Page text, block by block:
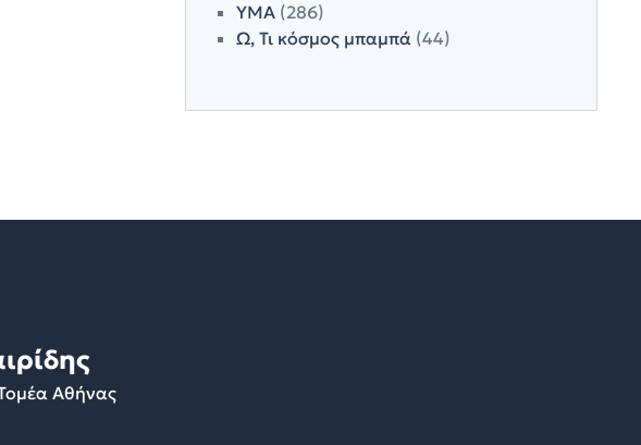
ΥΜΑ(286)
Ω, Τι κόσμος μπαμπά(44)
Αθήνας